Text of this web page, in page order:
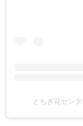
とちぎ花セン